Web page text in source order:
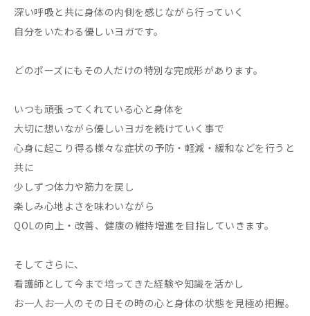
深い呼吸と共に身体の内側を感じながら行っていく
自分をいたわる優しいヨガです。
どのポーズにもその人だけの特別な完成形があります。
いつも頑張ってくれている心と身体を
大切に想いながら優しいヨガを続けていく事で
心身に起こり得る様々な症状の予防・軽減・緩和などを行うと
共に
少しずつ体力や筋力を戻し
楽しみ心地よさを味わいながら
QOLの向上・改善、健康の維持増進を目指していきます。
そしてさらに、
看護師として今まで培ってきた経験や知識を活かし
お一人お一人のその日その時の心と身体の状態を見極め把握。